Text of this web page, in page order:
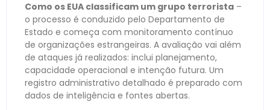
Como os EUA classificam um grupo terrorista –
o processo é conduzido pelo Departamento de
Estado e começa com monitoramento contínuo
de organizações estrangeiras. A avaliação vai além
de ataques já realizados: inclui planejamento,
capacidade operacional e intenção futura. Um
registro administrativo detalhado é preparado com
dados de inteligência e fontes abertas.